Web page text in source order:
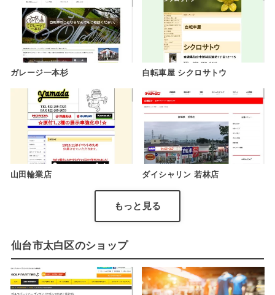
ガレージ一本杉 自転車屋 シクロサトウ
山田輪業店 ダイシャリン 若林店
もっと見る
仙台市太白区のショップ